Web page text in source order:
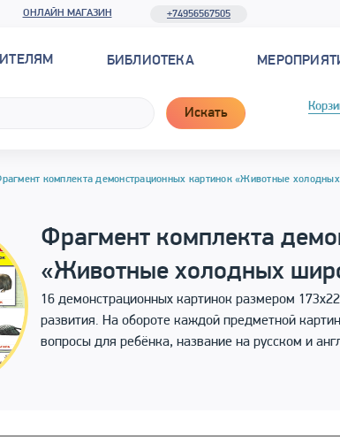
ОНЛАЙН МАГАЗИН +74956567505
БИБЛИОТЕКА
Искать
комплекта демонстрационных картинок «Животные
Фрагмент комплекта
«Животные холодных
16 демонстрационных картинок размером
развития. На обороте каждой предметной
вопросы для ребёнка, название на русском и